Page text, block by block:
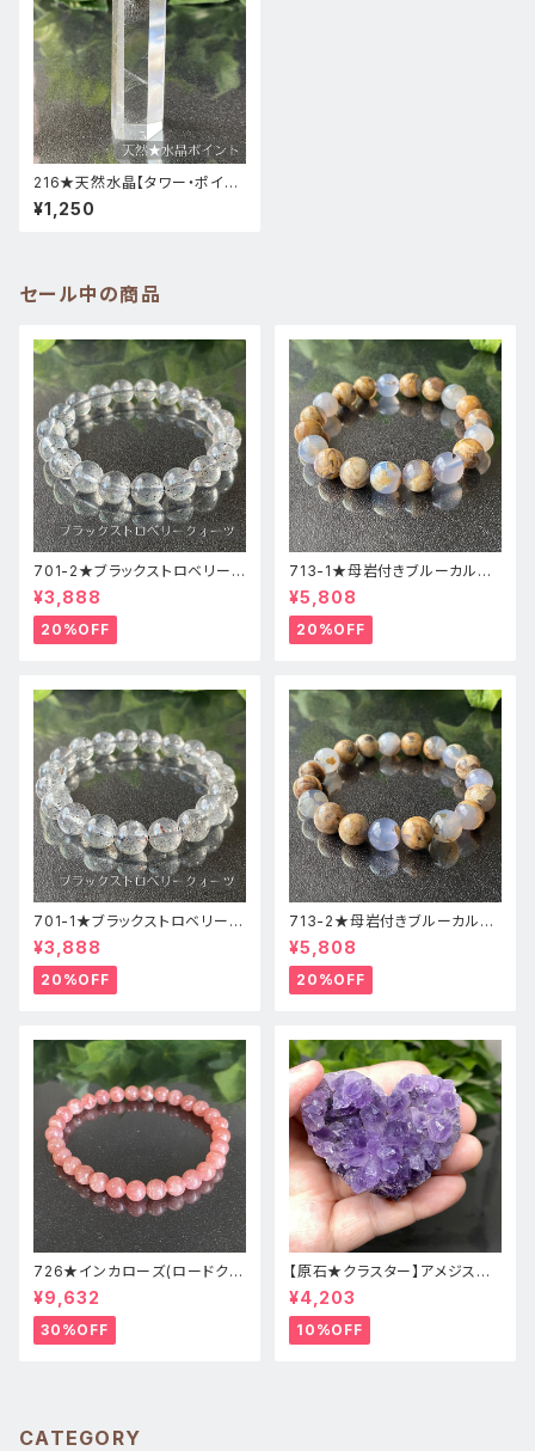
216★天然水晶【タワー・ポイン
ト・原石】天然石インテリア置物
風水新品
¥1,250
セール中の商品
701-2★ブラックストロベリーク
ォーツ【高品質】天然石ブレスレ
ッパワーストーン
¥3,888
20%OFF
713-1★母岩付きブルーカルセ
ドニー【高品質】天然石ブレスレ
ットパワーストーン
¥5,808
20%OFF
701-1★ブラックストロベリーク
ォーツ【高品質】天然石ブレスレ
ッパワーストーン
¥3,888
20%OFF
713-2★母岩付きブルーカルセ
ドニー【高品質】天然石ブレスレ
ットパワーストーン
¥5,808
20%OFF
726★インカローズ(ロードクロ
サイト)★天然石ブレスレット新
品
¥9,632
30%OFF
【原石★クラスター】アメジスト
★ハート形★cp-071天然石パ
ワーストーン★インテリア置物
¥4,203
10%OFF
CATEGORY